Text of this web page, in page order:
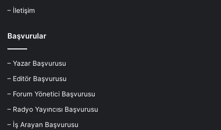
– İletişim
Başvurular
– Yazar Başvurusu
– Editör Başvurusu
– Forum Yönetici Başvurusu
– Radyo Yayıncısı Başvurusu
– İş Arayan Başvurusu